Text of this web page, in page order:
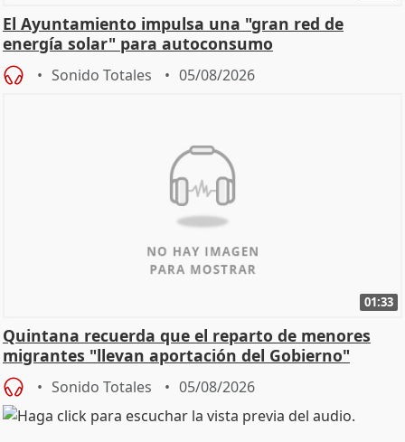
El Ayuntamiento impulsa una "gran red de
energía solar" para autoconsumo
Sonido Totales 05/08/2026
01:33
Quintana recuerda que el reparto de menores
migrantes "llevan aportación del Gobierno"
central
Sonido Totales 05/08/2026